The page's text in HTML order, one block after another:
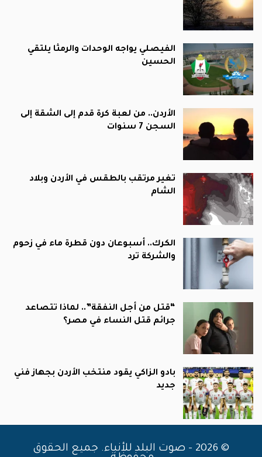
الفيصلي يواجه الوحدات والرمثا يلتقي
الحسين
الأردن.. من لعبة كرة قدم إلى الشقة إلى
السجن 7 سنوات
تغير مرتقب بالطقس في الأردن وبلاد
الشام
الكرك.. أسبوعان دون قطرة ماء في زحوم
والشركة ترد
“قتل من أجل النفقة”.. لماذا تتصاعد
جرائم قتل النساء في مصر؟
بادو الزاكي يقود منتخب الأردن بجهاز فني
جديد
© 2026 - صوت البلد للأنباء. جميع الحقوق